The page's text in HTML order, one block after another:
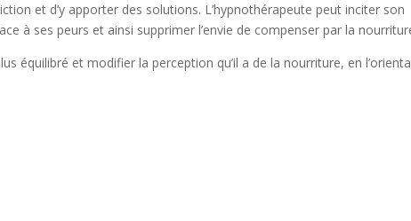
et d’y apporter des solutions. L’hypnothérapeute peut inciter son
à ses peurs et ainsi supprimer l’envie de compenser par la
équilibré et modifier la perception qu’il a de la nourriture, en